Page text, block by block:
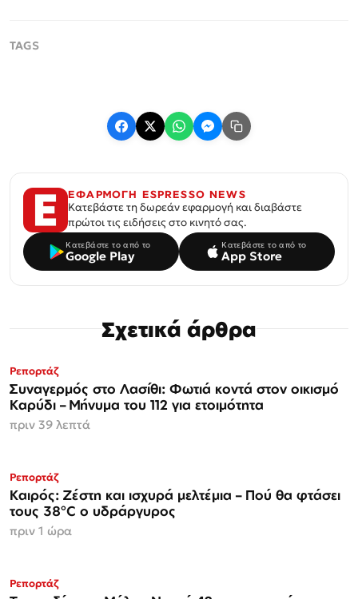
ΕΦΑΡΜΟΓΗ ESPRESSO NEWS
Κατεβάστε τη δωρεάν εφαρμογή και διαβάστε
πρώτοι τις ειδήσεις στο κινητό σας.
Κατεβάστε το από το
Google Play
Κατεβάστε το από το
App Store
Σχετικά άρθρα
Ρεπορτάζ
Συναγερμός στο Λασίθι: Φωτιά κοντά στον οικισμό
Καρύδι – Μήνυμα του 112 για ετοιμότητα
πριν 39 λεπτά
Ρεπορτάζ
Καιρός: Ζέστη και ισχυρά μελτέμια – Πού θα φτάσει
τους 38°C ο υδράργυρος
πριν 1 ώρα
Ρεπορτάζ